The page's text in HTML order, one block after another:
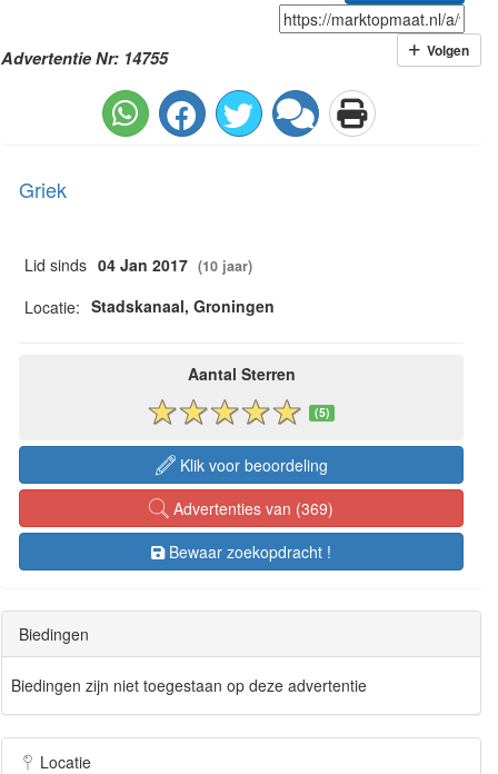
Advertentie Nr: 14755 Volgen
Griek
Lid sinds 04 Jan 2017 (10 jaar)
Locatie: Stadskanaal, Groningen
Aantal Sterren
(5)
Klik voor beoordeling
Advertenties van (369)
Bewaar zoekopdracht !
Biedingen
Biedingen zijn niet toegestaan op deze advertentie
Locatie